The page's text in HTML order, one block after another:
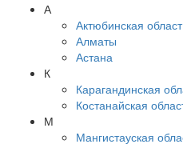
А
Актюбинская
Алматы
Астана
К
Карагандинская
Костанайская
М
Мангистауская